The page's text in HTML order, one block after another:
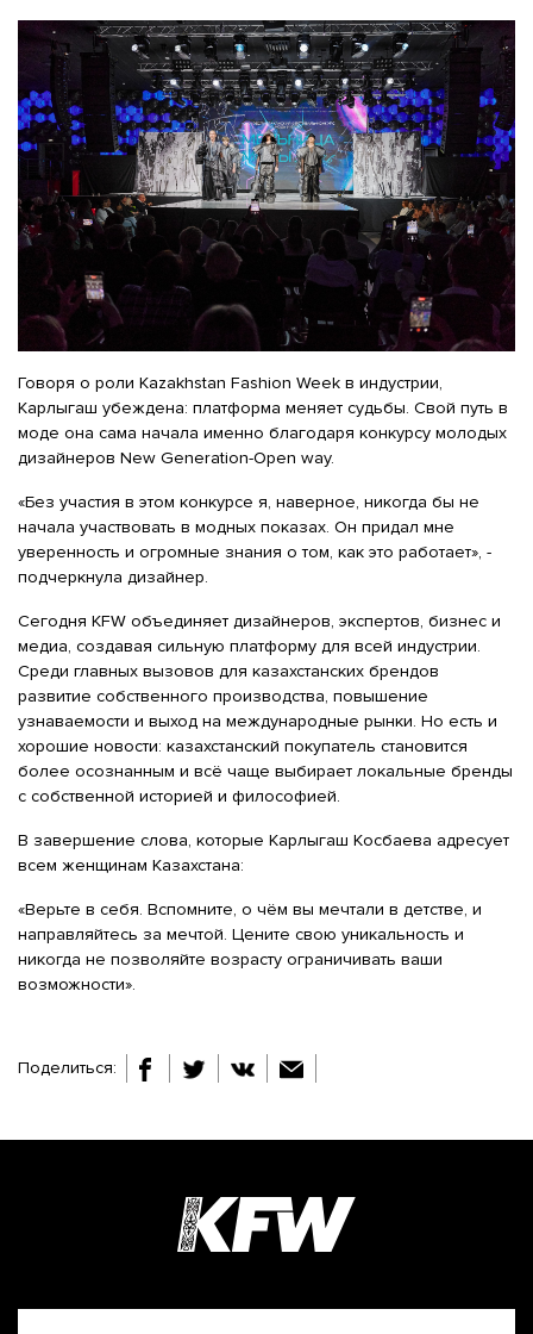
Говоря о роли Kazakhstan Fashion Week в индустрии,
Карлыгаш убеждена: платформа меняет судьбы. Свой путь в
моде она сама начала именно благодаря конкурсу молодых
дизайнеров New Generation-Open way.
«Без участия в этом конкурсе я, наверное, никогда бы не
начала участвовать в модных показах. Он придал мне
уверенность и огромные знания о том, как это работает», -
подчеркнула дизайнер.
Сегодня KFW объединяет дизайнеров, экспертов, бизнес и
медиа, создавая сильную платформу для всей индустрии.
Среди главных вызовов для казахстанских брендов
развитие собственного производства, повышение
узнаваемости и выход на международные рынки. Но есть и
хорошие новости: казахстанский покупатель становится
более осознанным и всё чаще выбирает локальные бренды
с собственной историей и философией.
В завершение слова, которые Карлыгаш Косбаева адресует
всем женщинам Казахстана:
«Верьте в себя. Вспомните, о чём вы мечтали в детстве, и
направляйтесь за мечтой. Цените свою уникальность и
никогда не позволяйте возрасту ограничивать ваши
возможности».
Поделиться: